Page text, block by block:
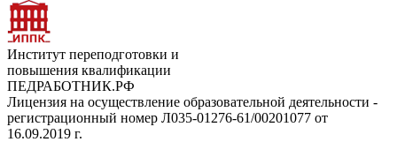
Институт переподготовки и
повышения квалификации
ПЕДРАБОТНИК.РФ
Лицензия на осуществление образовательной деятельности -
регистрационный номер Л035-01276-61/00201077 от
16.09.2019 г.